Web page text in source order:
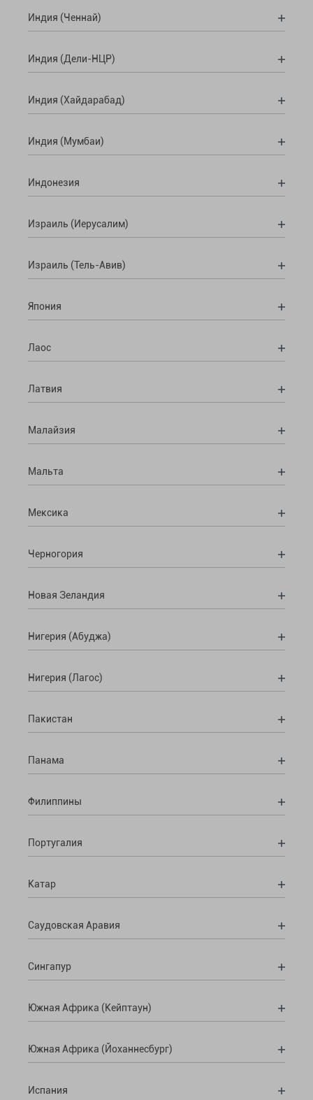
Индия (Ченнай)
Индия (Дели-НЦР)
Индия (Хайдарабад)
Индия (Мумбаи)
Индонезия
Израиль (Иерусалим)
Израиль (Тель-Авив)
Япония
Лаос
Латвия
Малайзия
Мальта
Мексика
Черногория
Новая Зеландия
Нигерия (Абуджа)
Нигерия (Лагос)
Пакистан
Панама
Филиппины
Португалия
Катар
Саудовская Аравия
Сингапур
Южная Африка (Кейптаун)
Южная Африка (Йоханнесбург)
Испания